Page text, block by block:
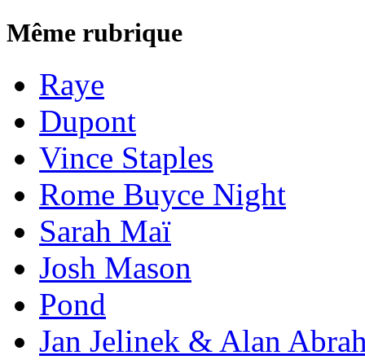
Même rubrique
Raye
Dupont
Vince Staples
Rome Buyce Night
Sarah Maï
Josh Mason
Pond
Jan Jelinek & Alan